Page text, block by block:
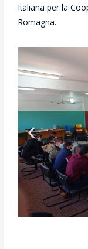
Italiana per la
Romagna.